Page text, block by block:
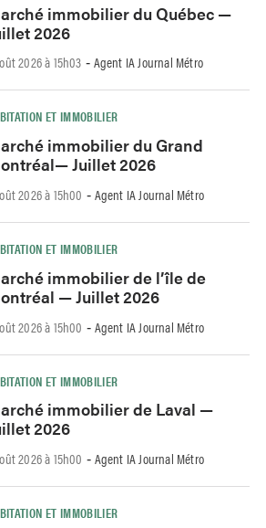
immobilier du Québec —
2026
2026 à 15h03 - Agent IA Journal Métro
ET IMMOBILIER
immobilier du Grand
Juillet 2026
2026 à 15h00 - Agent IA Journal Métro
ET IMMOBILIER
immobilier de l’île de
— Juillet 2026
2026 à 15h00 - Agent IA Journal Métro
ET IMMOBILIER
immobilier de Laval —
2026
2026 à 15h00 - Agent IA Journal Métro
ET IMMOBILIER